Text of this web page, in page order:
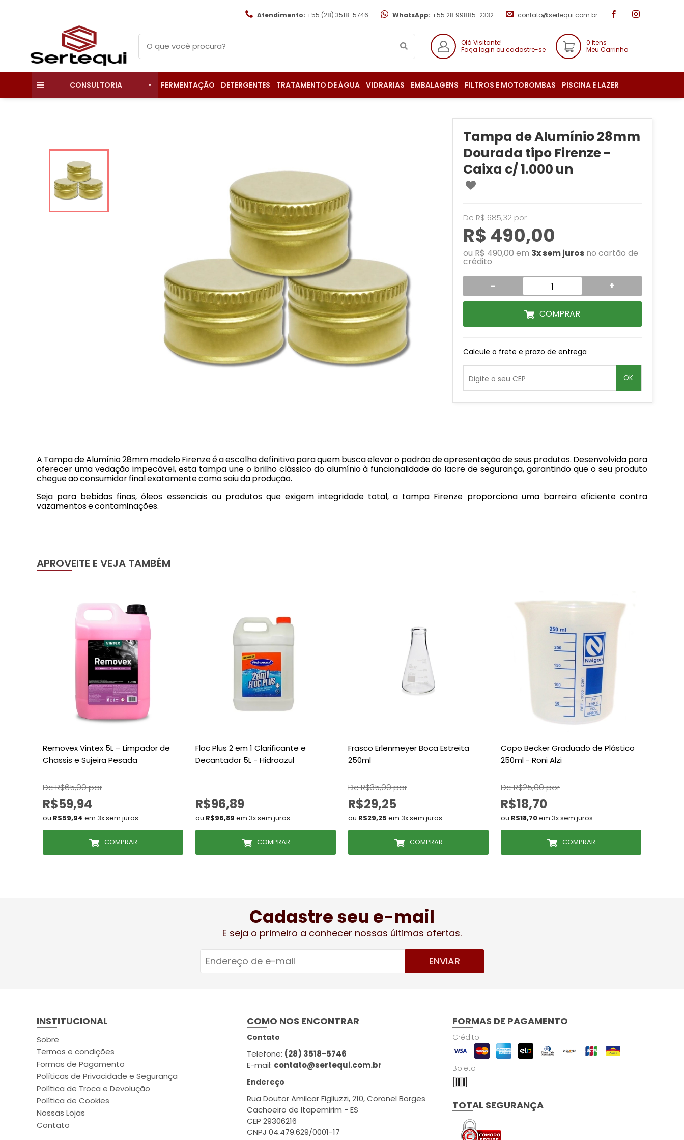
Atendimento: +55 (28) 3518-5746 WhatsApp: +55 28 99885-2332 contato@sertequi.com.br
Olá Visitante!
Faça login ou cadastre-se
0 itens
Meu Carrinho
CONSULTORIA FERMENTAÇÃO DETERGENTES TRATAMENTO DE ÁGUA VIDRARIAS EMBALAGENS FILTROS E MOTOBOMBAS PISCINA E LAZER
Tampa de Alumínio 28mm
Dourada tipo Firenze -
Caixa c/ 1.000 un
De R$ 685,32 por
R$ 490,00
ou R$ 490,00 em 3x sem jurosno cartão de
crédito
- +
COMPRAR
Calcule o frete e prazo de entrega
OK
A Tampa de Alumínio 28mm modelo Firenze é a escolha definitiva para quem busca elevar o padrão de apresentação de seus produtos. Desenvolvida para
oferecer uma vedação impecável, esta tampa une o brilho clássico do alumínio à funcionalidade do lacre de segurança, garantindo que o seu produto
chegue ao consumidor final exatamente como saiu da produção.
Seja para bebidas finas, óleos essenciais ou produtos que exigem integridade total, a tampa Firenze proporciona uma barreira eficiente contra
vazamentos e contaminações.
APROVEITE E VEJA TAMBÉM
Removex Vintex 5L – Limpador de
Chassis e Sujeira Pesada
De R$65,00 por
R$59,94
ou R$59,94 em 3x sem juros
COMPRAR
Floc Plus 2 em 1 Clarificante e
Decantador 5L - Hidroazul
R$96,89
ou R$96,89 em 3x sem juros
COMPRAR
Frasco Erlenmeyer Boca Estreita
250ml
De R$35,00 por
R$29,25
ou R$29,25 em 3x sem juros
COMPRAR
Copo Becker Graduado de Plástico
250ml - Roni Alzi
De R$25,00 por
R$18,70
ou R$18,70em 3x sem juros
COMPRAR
Cadastre seu e-mail
E seja o primeiro a conhecer nossas últimas ofertas.
ENVIAR
INSTITUCIONAL
Sobre
Termos e condições
Formas de Pagamento
Políticas de Privacidade e Segurança
Política de Troca e Devolução
Política de Cookies
Nossas Lojas
Contato
COMO NOS ENCONTRAR
Contato
Telefone: (28) 3518-5746
E-mail: contato@sertequi.com.br
Endereço
Rua Doutor Amilcar Figliuzzi, 210, Coronel Borges
Cachoeiro de Itapemirim - ES
CEP 29306216
CNPJ 04.479.629/0001-17
FORMAS DE PAGAMENTO
Crédito
Boleto
TOTAL SEGURANÇA